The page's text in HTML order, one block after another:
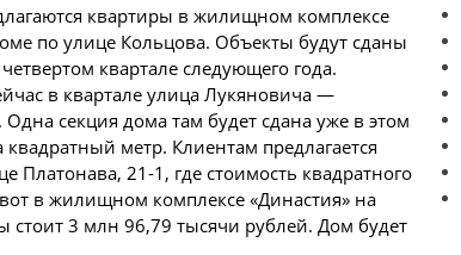
квартиры в жилищном комплексе
по улице Кольцова. Объекты будут сданы
квартале следующего года.
в квартале улица Лукяновича —
секция дома там будет сдана уже в этом
метр. Клиентам предлагается
Платонава, 21-1, где стоимость квадратного
в жилищном комплексе «Династия» на
стоит 3 млн 96,79 тысячи рублей. Дом будет